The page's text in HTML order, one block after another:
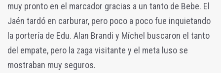
muy pronto en el marcador gracias a un tanto de Bebe. El
Jaén tardó en carburar, pero poco a poco fue inquietando
la portería de Edu. Alan Brandi y Míchel buscaron el tanto
del empate, pero la zaga visitante y el meta luso se
mostraban muy seguros.